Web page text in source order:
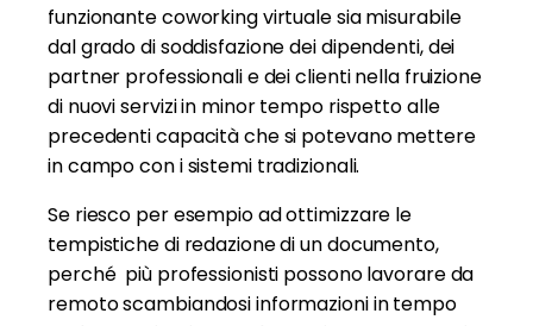
funzionante coworking virtuale sia misurabile
dal grado di soddisfazione dei dipendenti, dei
partner professionali e dei clienti nella fruizione
di nuovi servizi in minor tempo rispetto alle
precedenti capacità che si potevano mettere
in campo con i sistemi tradizionali.
Se riesco per esempio ad ottimizzare le
tempistiche di redazione di un documento,
perché più professionisti possono lavorare da
remoto scambiandosi informazioni in tempo